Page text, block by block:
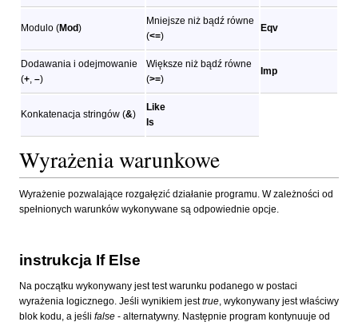
Modulo (Mod)
Mniejsze niż bądź równe
(<=)
Eqv
Dodawania i odejmowanie
(+, –)
Większe niż bądź równe
(>=)
Imp
Konkatenacja stringów (&)
Like
Is
Wyrażenia warunkowe
Wyrażenie pozwalające rozgałęzić działanie programu. W zależności od
spełnionych warunków wykonywane są odpowiednie opcje.
instrukcja If Else
Na początku wykonywany jest test warunku podanego w postaci
wyrażenia logicznego. Jeśli wynikiem jesttrue, wykonywany jest właściwy
blok kodu, a jeśli false - alternatywny. Następnie program kontynuuje od